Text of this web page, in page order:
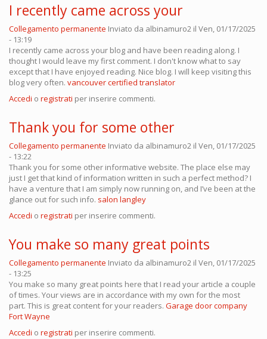
I recently came across your
Collegamento permanente Inviato da albinamuro2 il Ven, 01/17/2025
- 13:19
I recently came across your blog and have been reading along. I
thought I would leave my first comment. I don't know what to say
except that I have enjoyed reading. Nice blog. I will keep visiting this
blog very often. vancouver certified translator
Accedi o registrati per inserire commenti.
Thank you for some other
Collegamento permanente Inviato da albinamuro2 il Ven, 01/17/2025
- 13:22
Thank you for some other informative website. The place else may
just I get that kind of information written in such a perfect method? I
have a venture that I am simply now running on, and I’ve been at the
glance out for such info. salon langley
Accedi o registrati per inserire commenti.
You make so many great points
Collegamento permanente Inviato da albinamuro2 il Ven, 01/17/2025
- 13:25
You make so many great points here that I read your article a couple
of times. Your views are in accordance with my own for the most
part. This is great content for your readers. Garage door company
Fort Wayne
Accedi o registrati per inserire commenti.